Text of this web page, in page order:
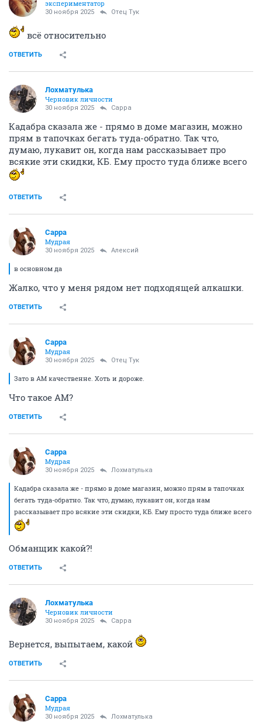
экспериментатор
30 ноября 2025 Отец Тук
всё относительно
ОТВЕТИТЬ
Лохматулька
Черновик личности
30 ноября 2025 Сарра
Кадабра сказала же - прямо в доме магазин, можно
прям в тапочках бегать туда-обратно. Так что,
думаю, лукавит он, когда нам рассказывает про
всякие эти скидки, КБ. Ему просто туда ближе всего
ОТВЕТИТЬ
Сарра
Мудрая
30 ноября 2025 Алексий
в основном да
Жалко, что у меня рядом нет подходящей алкашки.
ОТВЕТИТЬ
Сарра
Мудрая
30 ноября 2025 Отец Тук
Зато в АМ качественне. Хоть и дороже.
Что такое АМ?
ОТВЕТИТЬ
Сарра
Мудрая
30 ноября 2025 Лохматулька
Кадабра сказала же - прямо в доме магазин, можно прям в тапочках
бегать туда-обратно. Так что, думаю, лукавит он, когда нам
рассказывает про всякие эти скидки, КБ. Ему просто туда ближе всего
Обманщик какой?!
ОТВЕТИТЬ
Лохматулька
Черновик личности
30 ноября 2025 Сарра
Вернется, выпытаем, какой
ОТВЕТИТЬ
Сарра
Мудрая
30 ноября 2025 Лохматулька